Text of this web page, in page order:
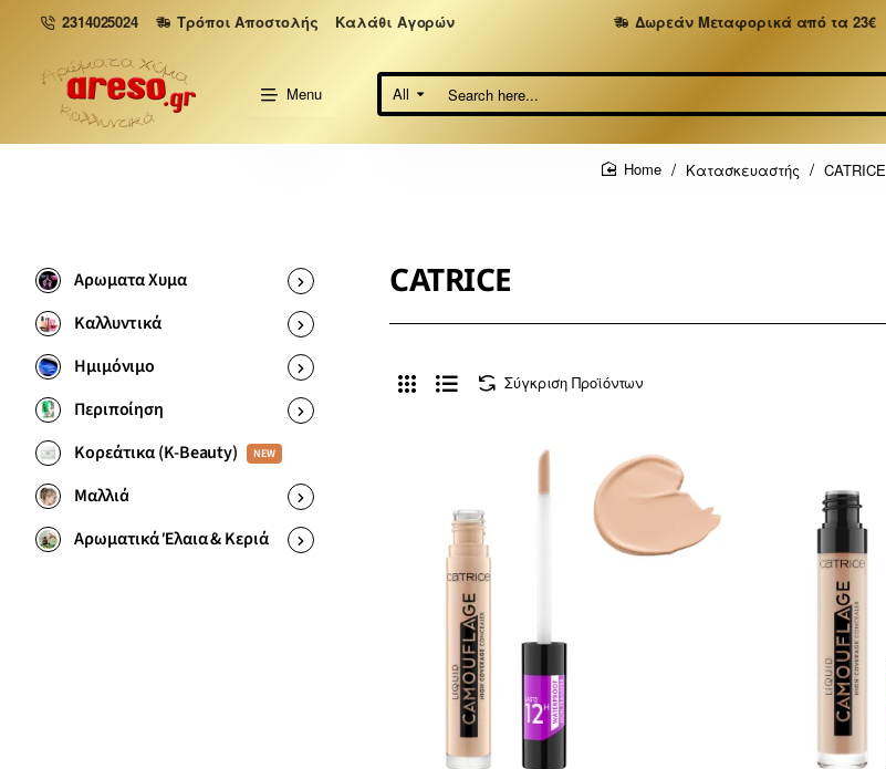
2314025024 Τρόποι Αποστολής Καλάθι Αγορών Δωρεάν Μεταφορικά από τα 23€
Menu All
Search
here...
Κατασκευαστής CATRICE
Αρωματα Χυμα
Καλλυντικά
Ημιμόνιμο
Περιποίηση
Κορεάτικα (K-Beauty)
NEW
Μαλλιά
Αρωματικά Έλαια & Κεριά
CATRICE
Σύγκριση Προϊόντων